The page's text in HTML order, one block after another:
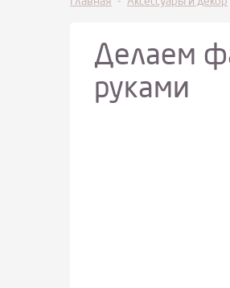
Делаем
руками